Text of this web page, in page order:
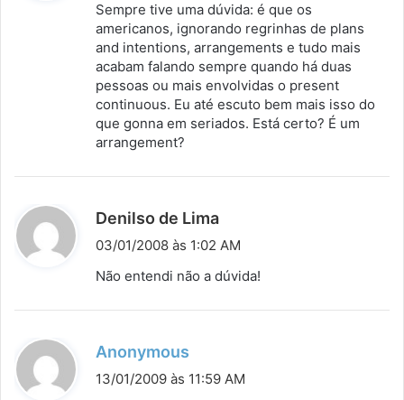
s
e
:
Sempre tive uma dúvida: é que os
americanos, ignorando regrinhas de plans
and intentions, arrangements e tudo mais
acabam falando sempre quando há duas
pessoas ou mais envolvidas o present
continuous. Eu até escuto bem mais isso do
que gonna em seriados. Está certo? É um
arrangement?
Denilso de Lima
i
e
03/01/2008 às 1:02 AM
Não entendi não a dúvida!
Anonymous
i
13/01/2009 às 11:59 AM